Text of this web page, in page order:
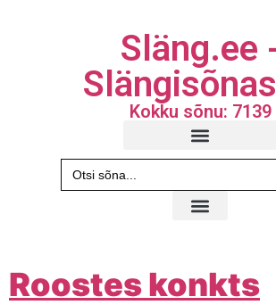
Släng.ee
Kokku sõnu: 7139
Search
for:
Roostes konkts